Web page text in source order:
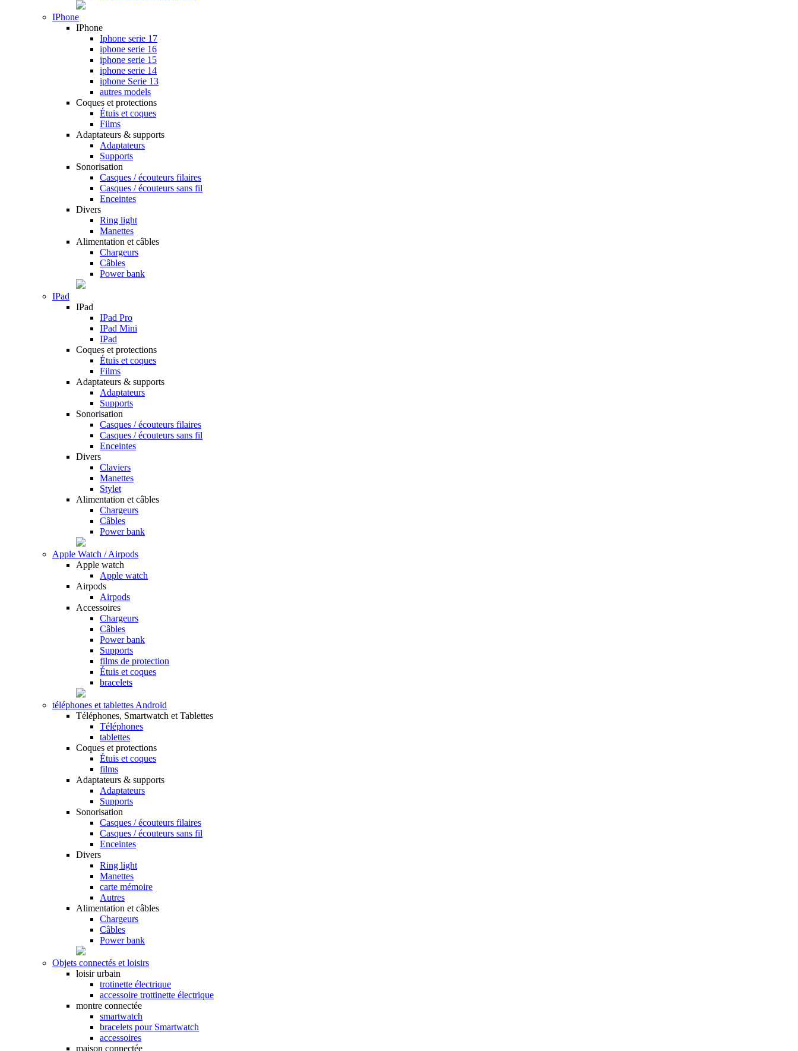
IPhone
IPhone
Iphone serie 17
iphone serie 16
iphone serie 15
iphone serie 14
iphone Serie 13
autres models
Coques et protections
Étuis et coques
Films
Adaptateurs & supports
Adaptateurs
Supports
Sonorisation
Casques / écouteurs filaires
Casques / écouteurs sans fil
Enceintes
Divers
Ring light
Manettes
Alimentation et câbles
Chargeurs
Câbles
Power bank
IPad
IPad
IPad Pro
IPad Mini
IPad
Coques et protections
Étuis et coques
Films
Adaptateurs & supports
Adaptateurs
Supports
Sonorisation
Casques / écouteurs filaires
Casques / écouteurs sans fil
Enceintes
Divers
Claviers
Manettes
Stylet
Alimentation et câbles
Chargeurs
Câbles
Power bank
Apple Watch / Airpods
Apple watch
Apple watch
Airpods
Airpods
Accessoires
Chargeurs
Câbles
Power bank
Supports
films de protection
Étuis et coques
bracelets
téléphones et tablettes Android
Téléphones, Smartwatch et Tablettes
Téléphones
tablettes
Coques et protections
Étuis et coques
films
Adaptateurs & supports
Adaptateurs
Supports
Sonorisation
Casques / écouteurs filaires
Casques / écouteurs sans fil
Enceintes
Divers
Ring light
Manettes
carte mémoire
Autres
Alimentation et câbles
Chargeurs
Câbles
Power bank
Objets connectés et loisirs
loisir urbain
trotinette électrique
accessoire trottinette électrique
montre connectée
smartwatch
bracelets pour Smartwatch
accessoires
maison connectée